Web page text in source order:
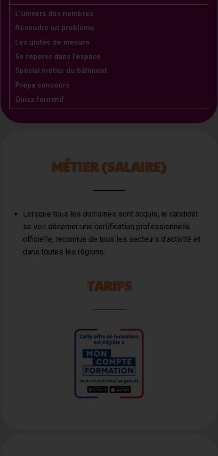
L’univers des nombres
Résoudre un problème
Les unités de mesure
Se repérer dans l’espace
Spécial métier du bâtiment
Prépa concours
Quizz formatif
MÉTIER (SALAIRE)
Lorsque tous les domaines sont acquis, le candidat
se voit décerner une certification professionnelle
officielle, reconnue de tous les secteurs d’activité et
dans toutes les régions.
TARIFS